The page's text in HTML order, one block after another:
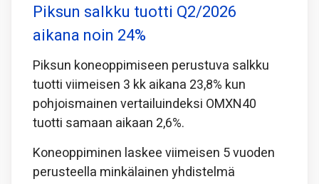
Piksun salkku tuotti Q2/2026
aikana noin 24%
Piksun koneoppimiseen perustuva salkku
tuotti viimeisen 3 kk aikana 23,8% kun
pohjoismainen vertailuindeksi OMXN40
tuotti samaan aikaan 2,6%.
Koneoppiminen laskee viimeisen 5 vuoden
perusteella minkälainen yhdistelmä